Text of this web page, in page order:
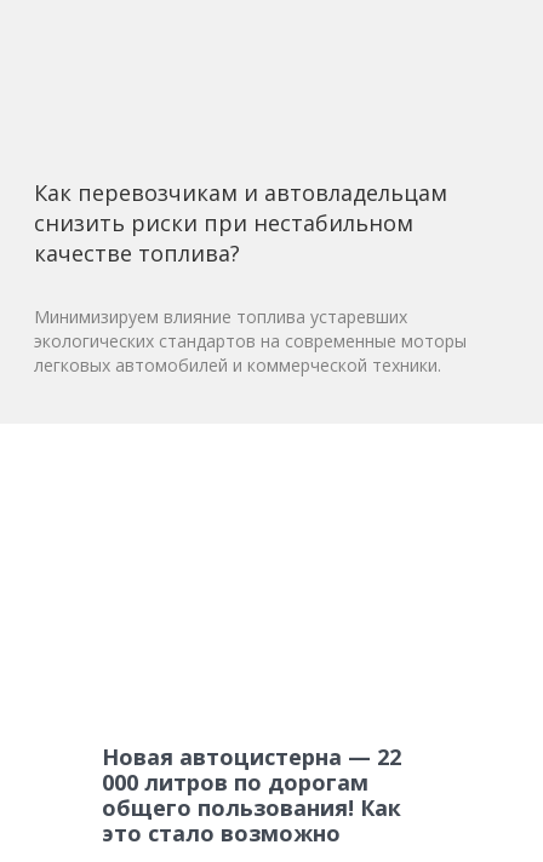
Как перевозчикам и автовладельцам
снизить риски при нестабильном
качестве топлива?
Минимизируем влияние топлива устаревших
экологических стандартов на современные моторы
легковых автомобилей и коммерческой техники.
Новая автоцистерна — 22
000 литров по дорогам
общего пользования! Как
это стало возможно